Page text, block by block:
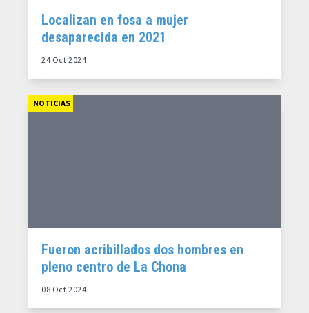
Localizan en fosa a mujer
desaparecida en 2021
24 Oct 2024
NOTICIAS
Fueron acribillados dos hombres en
pleno centro de La Chona
08 Oct 2024